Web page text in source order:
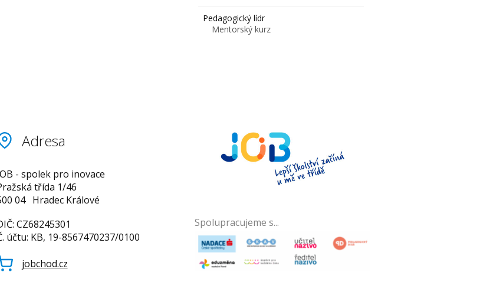
Pedagogický lídr
Mentorský kurz
Adresa
- spolek pro inovace
třída 1/46
04 Hradec Králové
CZ68245301
účtu: KB, 19-8567470237/0100
jobchod.cz
Spolupracujeme s...